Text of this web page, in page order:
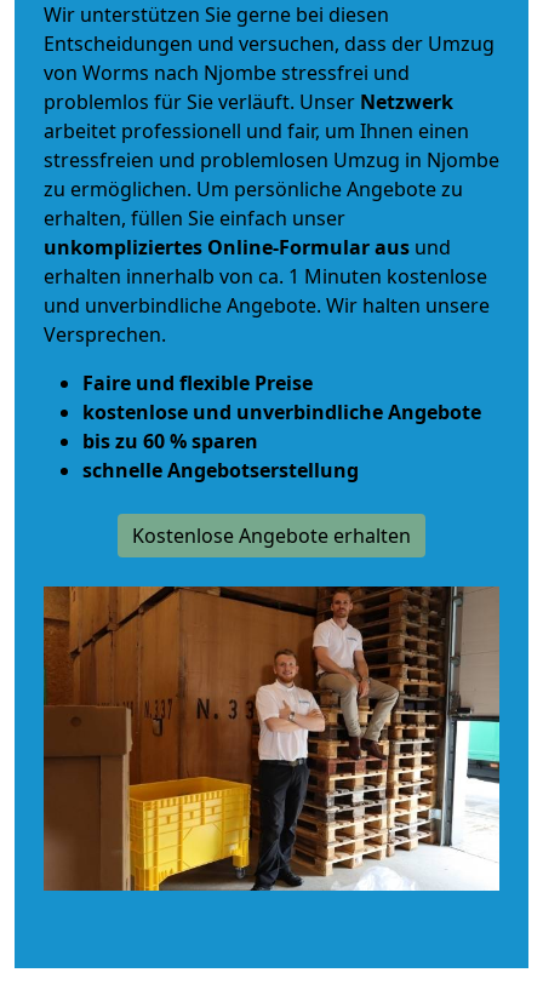
Wir unterstützen Sie gerne bei diesen
Entscheidungen und versuchen, dass der Umzug
von Worms nach Njombe stressfrei und
problemlos für Sie verläuft. Unser Netzwerk
arbeitet professionell und fair, um Ihnen einen
stressfreien und problemlosen Umzug in Njombe
zu ermöglichen. Um persönliche Angebote zu
erhalten, füllen Sie einfach unser
unkompliziertes Online-Formular aus und
erhalten innerhalb von ca. 1 Minuten kostenlose
und unverbindliche Angebote. Wir halten unsere
Versprechen.
Faire und flexible Preise
kostenlose und unverbindliche Angebote
bis zu 60 % sparen
schnelle Angebotserstellung
Kostenlose Angebote erhalten